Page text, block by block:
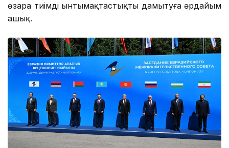
өзара тиімді ынтымақтастықты дамытуға әрдайым
ашық.